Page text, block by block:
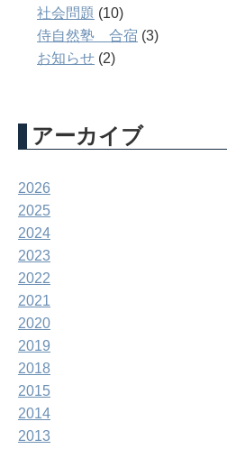
社会問題 (10)
侍自然塾 合宿 (3)
お知らせ (2)
アーカイブ
2026
2025
2024
2023
2022
2021
2020
2019
2018
2015
2014
2013